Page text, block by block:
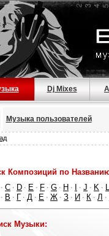
Dj Mixes
Музыка пользователей
Композиций по
· C · D · E · F · G · H · · J · K · L
· В · Г · Д · Е · Ж · З · И · К · Л ·
Музыки: